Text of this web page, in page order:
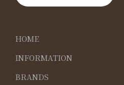
HOME
INFORMATION
BRANDS